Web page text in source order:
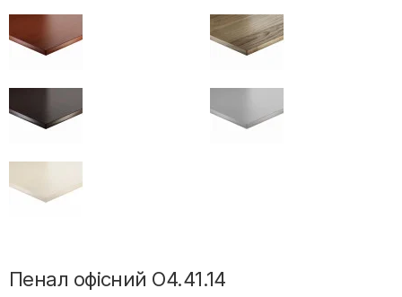
Пенал офісний O4.41.14